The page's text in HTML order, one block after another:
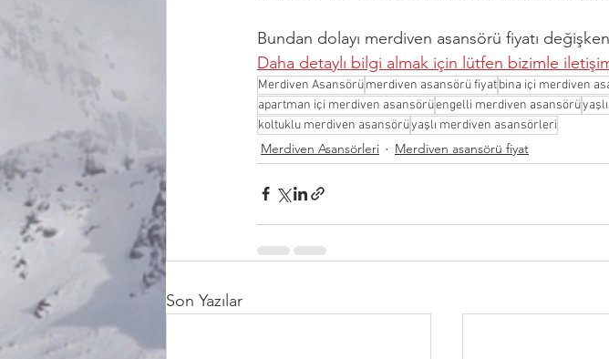
Bundan dolayı merdiven asansörü fiyatı
Daha detaylı bilgi almak için lütfen bizimle
Merdiven Asansörümerdiven asansörü fiyatbina içi merdiven
apartman içi merdiven asansörüengelli merdiven asansörü
koltuklu merdiven asansörüyaşlı merdiven asansörleri
Merdiven Asansörleri Merdiven asansörü fiyat
Son Yazılar